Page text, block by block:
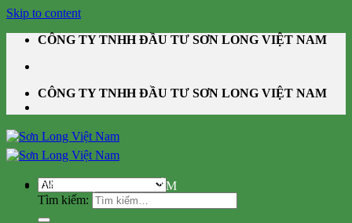
Skip to content
CÔNG TY TNHH ĐẦU TƯ SƠN LONG VIỆT NAM
CÔNG TY TNHH ĐẦU TƯ SƠN LONG VIỆT NAM
Tìm kiếm:
DANH MỤC SẢN PHẨM